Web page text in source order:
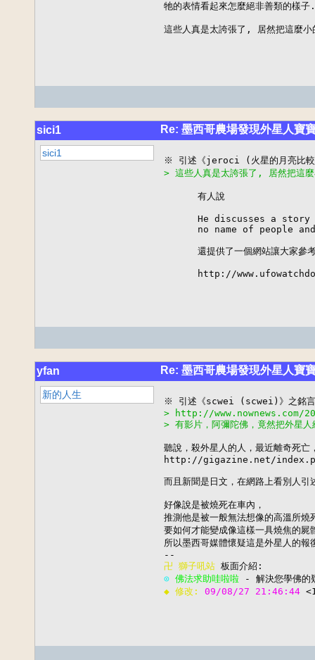
牠的表情看起來怎麼絕非善類的
這些人真是太誇張了, 居然把這麼
sici1 Re: 墨西哥農場發現外星人寶
sici1
> 這些人真是太誇張了, 居然把這
      有人說
He discusses a
no name of people
還提供了一個網站讓大家參
http://
yfan Re: 墨西哥農場發現外星人寶
新的人生
> http://www.nownews.com/
> 有影片，阿彌陀佛，竟然把外星
聽說，殺外星人的人，最近離奇死亡
http://gigazine.net/
而且新聞是日文，在網路上看別人引
好像說是被燒死在車內，
推測他是被一般無法想像的高溫所燒
要如何才能變成像這樣一具燒焦的屍
所以墨西哥媒體懷疑這是外星人的
卍 獅子吼站
⊙ 佛法求助哇啦啦
◆ 修改: 09/08/27 21:46:44